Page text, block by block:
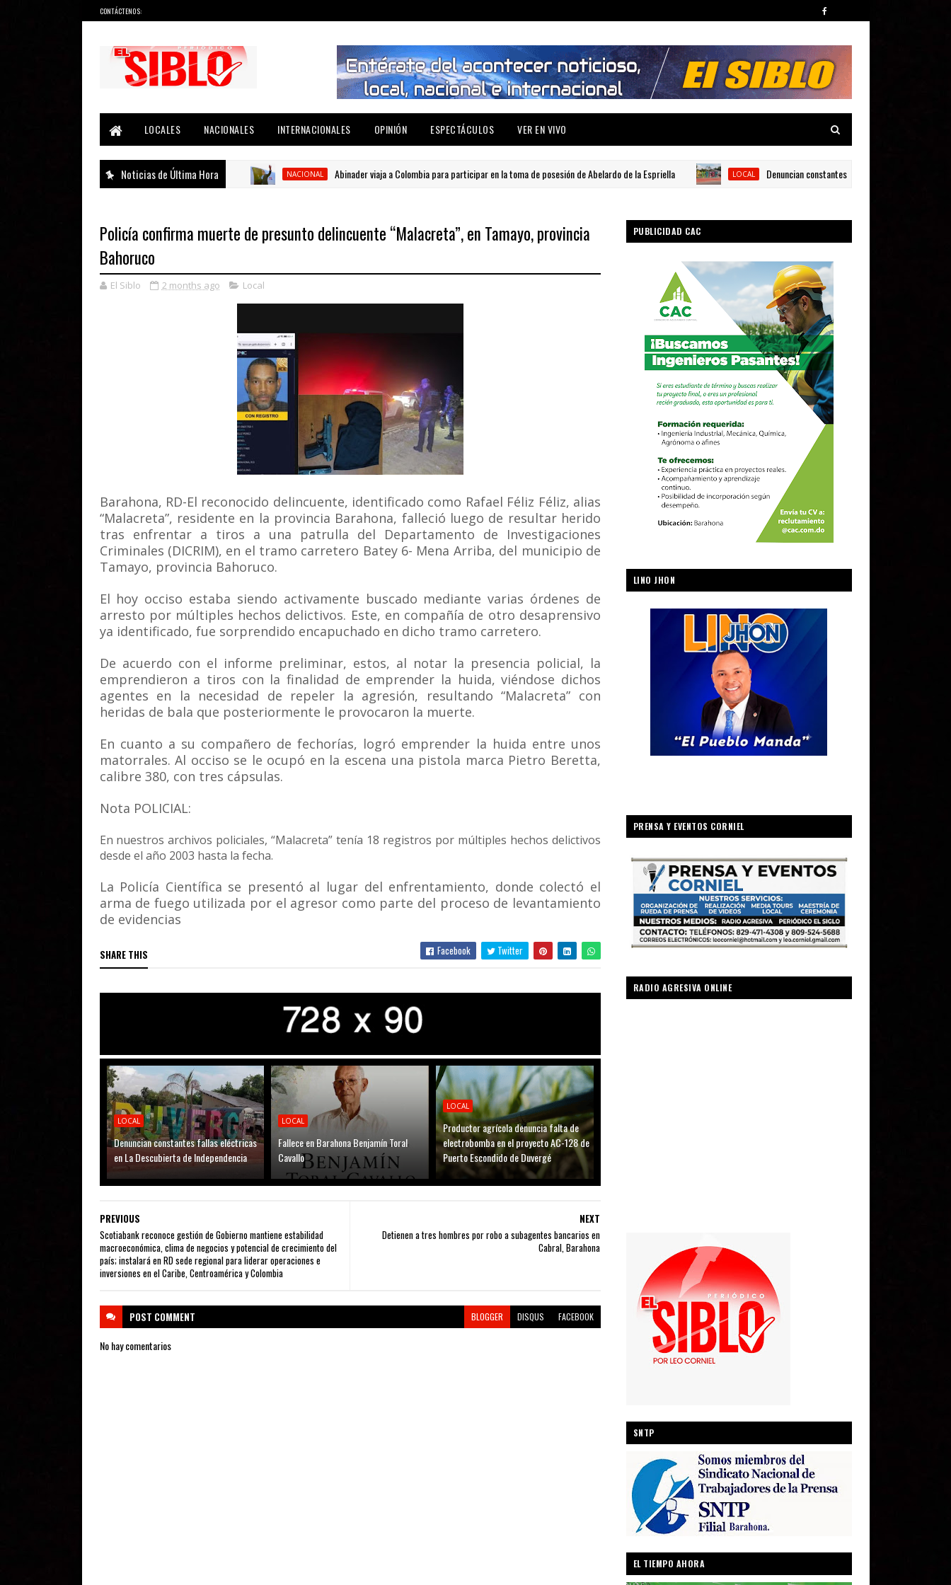
CONTÁCTENOS:
LOCALES
NACIONALES INTERNACIONALES OPINIÓN ESPECTÁCULOS VER EN VIVO
Noticias de Última Hora NACIONAL Abinader viaja a Colombia para participar en la toma de posesión de Abelardo de la Espriella LOCAL Denuncian constantes fallas eléctricas en La
Policía confirma muerte de presunto delincuente “Malacreta”, en Tamayo, provincia
Bahoruco
El Siblo 2 months ago Local
Barahona, RD-El reconocido delincuente, identificado como Rafael Féliz Féliz, alias
“Malacreta”, residente en la provincia Barahona, falleció luego de resultar herido
tras enfrentar a tiros a una patrulla del Departamento de Investigaciones
Criminales (DICRIM), en el tramo carretero Batey 6- Mena Arriba, del municipio de
Tamayo, provincia Bahoruco.
El hoy occiso estaba siendo activamente buscado mediante varias órdenes de
arresto por múltiples hechos delictivos. Este, en compañía de otro desaprensivo
ya identificado, fue sorprendido encapuchado en dicho tramo carretero.
De acuerdo con el informe preliminar, estos, al notar la presencia policial, la
emprendieron a tiros con la finalidad de emprender la huida, viéndose dichos
agentes en la necesidad de repeler la agresión, resultando “Malacreta” con
heridas de bala que posteriormente le provocaron la muerte.
En cuanto a su compañero de fechorías, logró emprender la huida entre unos
matorrales. Al occiso se le ocupó en la escena una pistola marca Pietro Beretta,
calibre 380, con tres cápsulas.
Nota POLICIAL:
En nuestros archivos policiales, “Malacreta” tenía 18 registros por múltiples hechos delictivos
desde el año 2003 hasta la fecha.
La Policía Científica se presentó al lugar del enfrentamiento, donde colectó el
arma de fuego utilizada por el agresor como parte del proceso de levantamiento
de evidencias
SHARE THIS Facebook Twitter
LOCAL
Denuncian constantes fallas eléctricas
en La Descubierta de Independencia
LOCAL
Fallece en Barahona Benjamín Toral
Cavallo
LOCAL
Productor agrícola denuncia falta de
electrobomba en el proyecto AC-128 de
Puerto Escondido de Duvergé
NEXT
Detienen a tres hombres por robo a subagentes bancarios en
Cabral, Barahona
PREVIOUS
Scotiabank reconoce gestión de Gobierno mantiene estabilidad
macroeconómica, clima de negocios y potencial de crecimiento del
país; instalará en RD sede regional para liderar operaciones e
inversiones en el Caribe, Centroamérica y Colombia
POST COMMENT BLOGGER DISQUS FACEBOOK
No hay comentarios
PUBLICIDAD CAC
LINO JHON
PRENSA Y EVENTOS CORNIEL
RADIO AGRESIVA ONLINE
SNTP
EL TIEMPO AHORA